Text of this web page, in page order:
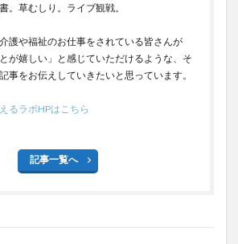
。草むしり。ライブ観戦。
護や福祉のお仕事をされている皆さんが
が嬉しい」と感じていただけるような、そ
事をお伝えしていきたいと思っています。
るラボHPはこちら
記事一覧へ